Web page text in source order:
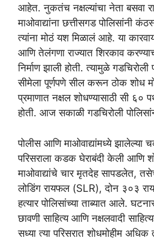
आहेत. नुकतंच नक्षल्यांचा नेता बसवा
माओवाद्यांना छत्तीसगड पोलिसांनी
त्यांना मोठं यश मिळालं आहे. या
आणि तेलंगणा राज्यात शिरकाव
निर्माण झाली होती. त्यामुळे गडचिरोली
सीमेला पूर्णपणे सील करून ठोक शोध
प्रमाणात नक्षल शोधण्यासाठी सी
होती. आज सकाळी गडचिरोली
पोलीस आणि माओवाद्यांमध्ये झालेल्या
परिसराला कडक घेराबंदी केली आणि
माओवाद्यांचे चार मृतदेह सापडलेत,
लोडिंग रायफल (SLR), दोन ३०३
हत्यार पोलिसांच्या ताब्यात आले.
छावणी साहित्य आणि नक्षलवादी
सध्या त्या परिसरात शोधमोहीम